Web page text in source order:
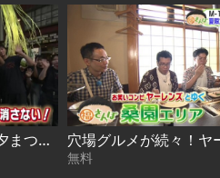
道東now #5〜伝統の七夕まつり 存続危機を学生が守る 2026-08-04
無料